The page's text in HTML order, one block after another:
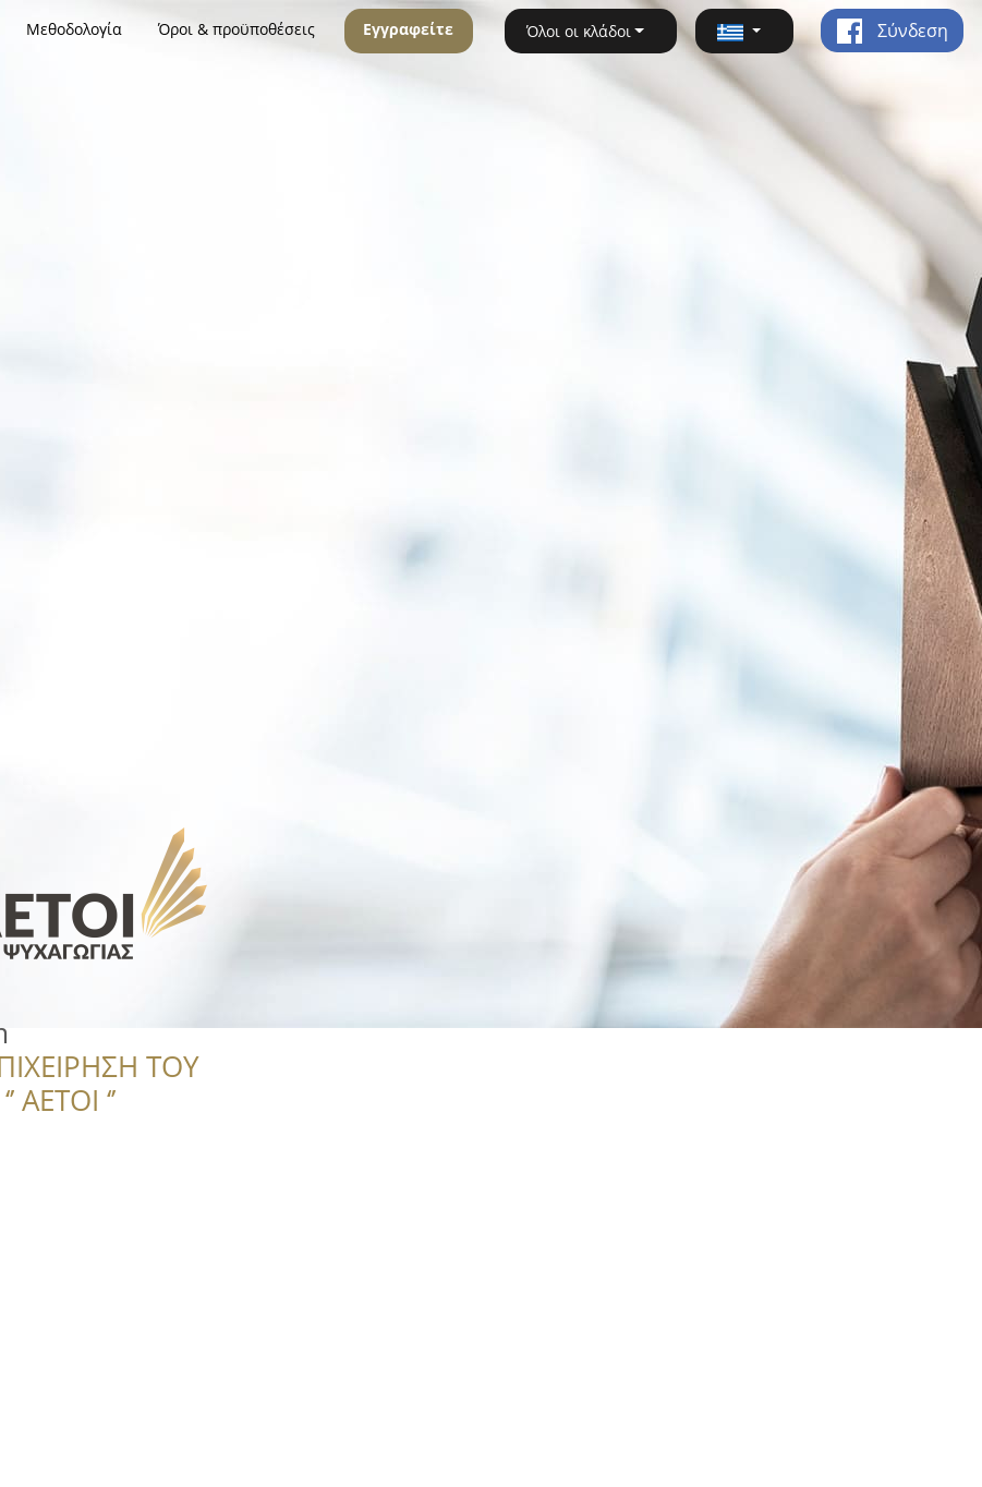
Μεθοδολογία Όροι & προϋποθέσεις Εγγραφείτε Όλοι οι κλάδοι Σύνδεση
ΤΟΥ
‘’